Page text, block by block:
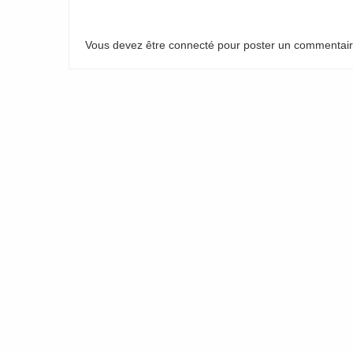
Vous devez être connecté pour poster un